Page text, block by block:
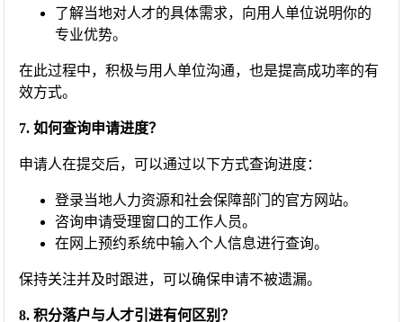
了解当地对人才的具体需求，向用人单位说明你的
专业优势。
在此过程中，积极与用人单位沟通，也是提高成功率的有
效方式。
7. 如何查询申请进度？
申请人在提交后，可以通过以下方式查询进度：
登录当地人力资源和社会保障部门的官方网站。
咨询申请受理窗口的工作人员。
在网上预约系统中输入个人信息进行查询。
保持关注并及时跟进，可以确保申请不被遗漏。
8. 积分落户与人才引进有何区别？